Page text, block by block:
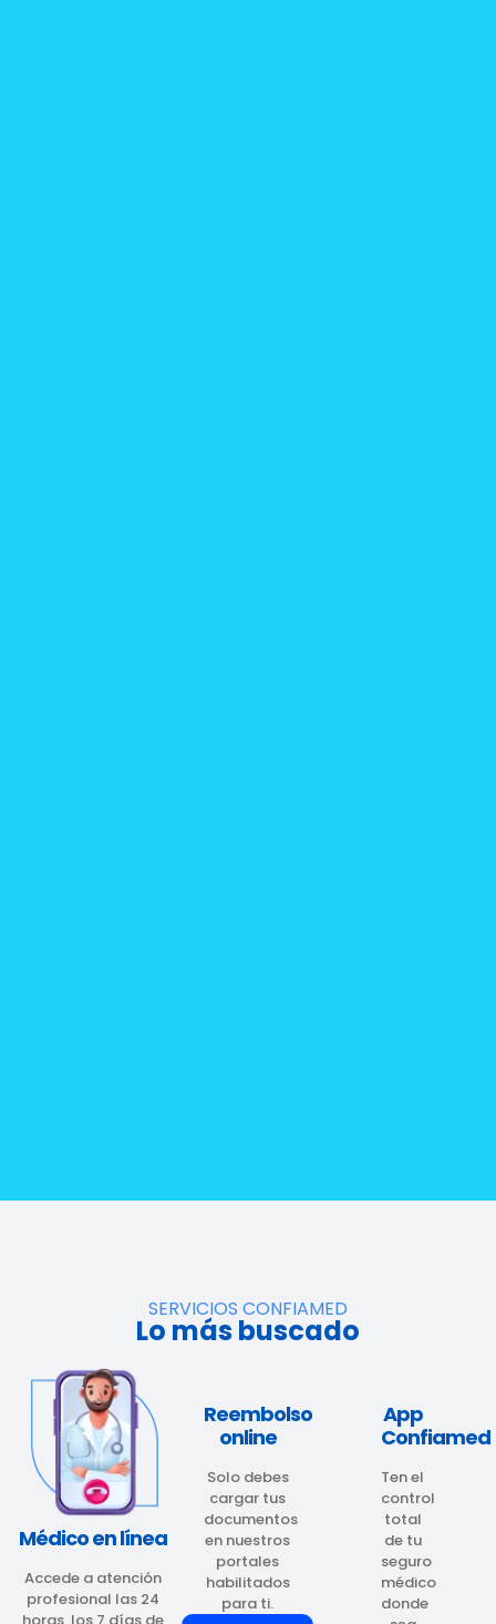
SERVICIOS CONFIAMED
Lo más buscado
Médico en línea
Accede a atención
profesional las 24
Reembolso
online
Solo debes
cargar tus
documentos
en nuestros
portales
habilitados
para ti.
App
Confiamed
Ten el
control
total
de tu
seguro
médico
donde